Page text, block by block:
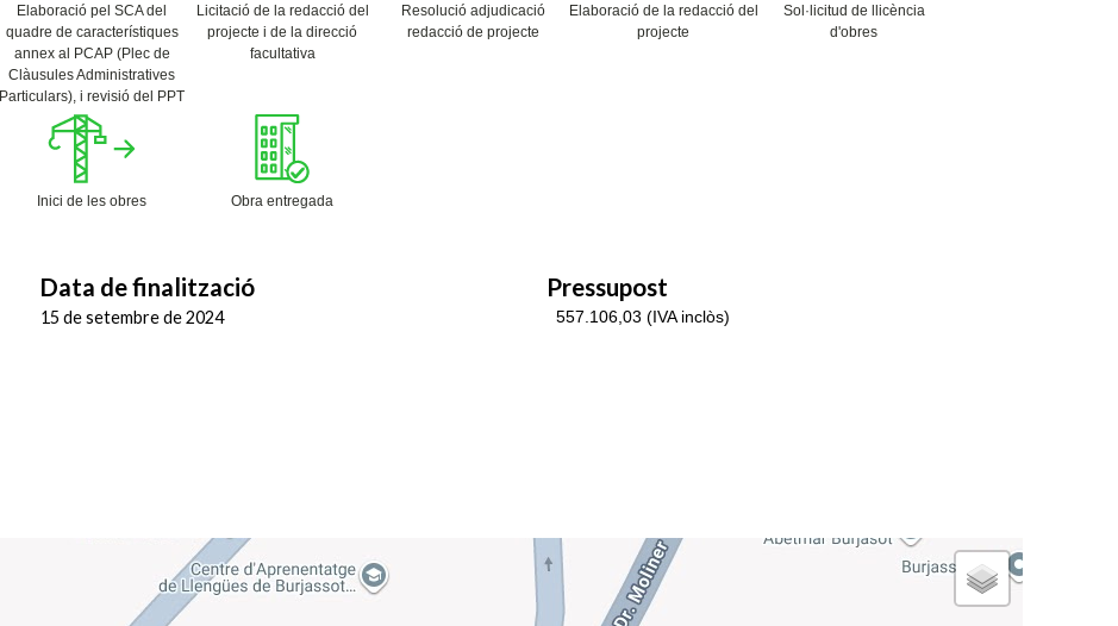
Elaboració pel SCA del
quadre de característiques
annex al PCAP (Plec de
Clàusules Administratives
Particulars), i revisió del PPT
Licitació de la redacció del
projecte i de la direcció
facultativa
Resolució adjudicació
redacció de projecte
Elaboració de la redacció del
projecte
Sol·licitud de llicència
d'obres
Inici de les obres Obra entregada
Data de finalització
15 de setembre de 2024
Pressupost
557.106,03 (IVA inclòs)